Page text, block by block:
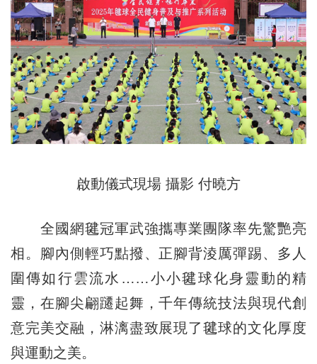
啟動儀式現場 攝影 付曉方
全國網毽冠軍武強攜專業團隊率先驚艷亮
相。腳內側輕巧點撥、正腳背淩厲彈踢、多人
圍傳如行雲流水……小小毽球化身靈動的精
靈，在腳尖翩躚起舞，千年傳統技法與現代創
意完美交融，淋漓盡致展現了毽球的文化厚度
與運動之美。